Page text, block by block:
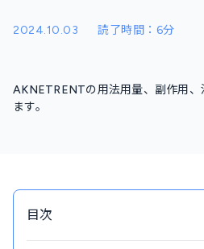
2024.10.03 読了時間：6分
AKNETRENTの用法用量、副作用、
ます。
目次